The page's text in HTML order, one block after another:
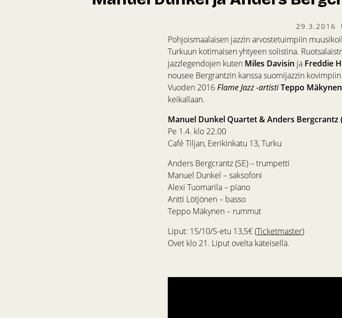
29.3.2016
Pohjoismaalaisen jazzin arvostetuimpiin
Turkuun kotimaisen yhtyeen solistina.
jazzlegendojen kuten Miles Davisin ja Freddie
nousee Bergrantzin kanssa suomijazzin
Vuoden 2016 Flame Jazz -artistiTeppo Mäkynen
keikallaan.
Manuel Dunkel Quartet & Anders Bergcrantz
Pe 1.4. klo 22.00
Café Tiljan, Eerikinkatu 13, Turku
Anders Bergcrantz (SE) – trumpetti
Manuel Dunkel – saksofoni
Alexi Tuomarila – piano
Antti Lötjönen – basso
Teppo Mäkynen – rummut
Liput: 15/10/S-etu 13,5€ (Ticketmaster)
Ovet klo 21. Liput ovelta käteisellä.